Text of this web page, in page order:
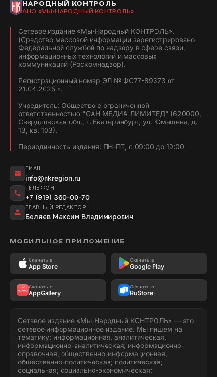
НАРОДНЫЙ КОНТРОЛЬ
АНО «МЫ-НАРОДНЫЙ КОНТРОЛЬ»
Сетевое издание «Мы-Народный КОНТРОЛЬ».
(Средство массовой информации зарегистрировано
Федеральной службой по надзору в сфере связи,
информационных технологий и массовых
коммуникаций (Роскомнадзор).
Регистрационный номер ЭЛ № ФС77-89373 от
21.04.2025 г.
Учредитель: Общество с ограниченной
ответственностью "САН МЕДИА ЛИМИТЕД" (620000,
Свердловская обл., г. Екатеринбург, ул. Юмашева, д.
13, кв. 103).
Периодичность издания: ПН-ПТ, с 09:00 до 19:00
EMAIL
info@nkregion.ru
ТЕЛЕФОН
+7 (919) 360-00-70
ГЛАВНЫЙ РЕДАКТОР
Беляев Максим Владимирович
МОБИЛЬНОЕ ПРИЛОЖЕНИЕ
Скачать в
App Store
Скачать в
Google Play
Скачать в
AppGallery
Скачать в
RuStore
Сетевое издание «Мы-Народный КОНТРОЛЬ» — это
сетевое информационное издание. Мы пишем на
тематику: информационная, аналитическая,
информационно-аналитическая; информационно-
справочная, общественно-информационная,
общественно-политическая; политическая;
социальная; социально-экономическая;